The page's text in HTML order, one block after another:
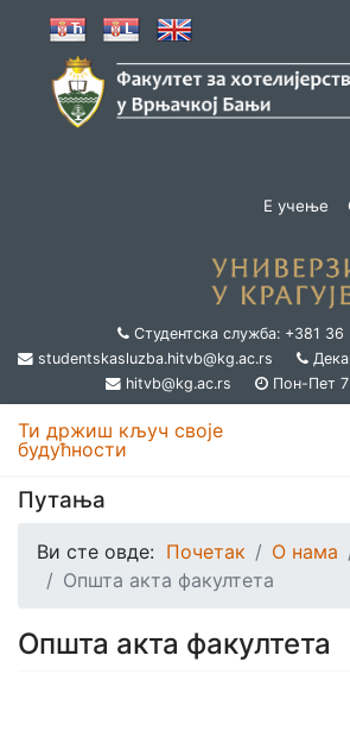
Е учење
Студентска служба: +381 36
studentskasluzba.hitvb@kg.ac.rs
hitvb@kg.ac.rs
Пон-Пет
Ти држиш кључ своје
будућности
Путања
Ви сте овде: Почетак О нама
Општа акта факултета
Општа акта факултета